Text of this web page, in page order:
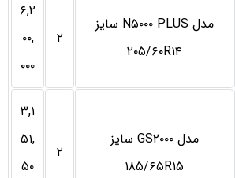
مدل N۵۰۰۰ PLUS سایز
۲۰۵/۶۰R۱۴
۲
۶,۲
۰۰,
۰۰۰
مدل GS۲۰۰۰ سایز
۱۸۵/۶۵R۱۵
۲
۳,۱
۵۱,
۵۰